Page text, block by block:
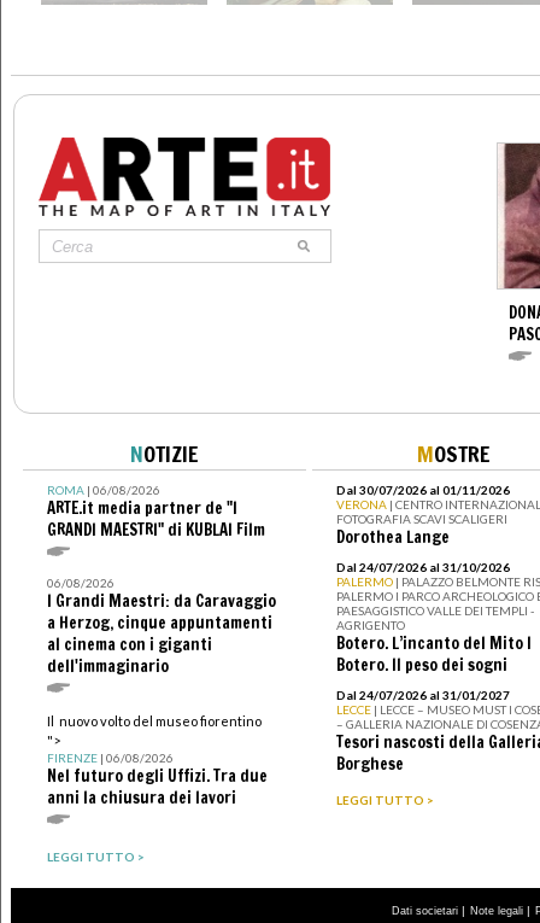
NOTIZIE
ROMA| 06/08/2026
ARTE.it media partner de "I
GRANDI MAESTRI" di KUBLAI Film
06/08/2026
I Grandi Maestri: da Caravaggio
a Herzog, cinque appuntamenti
al cinema con i giganti
dell'immaginario
Il nuovo volto del museo fiorentino
">
FIRENZE| 06/08/2026
Nel futuro degli Uffizi. Tra due
anni la chiusura dei lavori
LEGGI TUTTO >
MOSTRE
Dal 30/07/2026 al 01/11/2026
VERONA | CENTRO
FOTOGRAFIA SCAVI SCALIGERI
Dorothea Lange
Dal 24/07/2026 al 31/10/2026
PALERMO | PALAZZO BELMONTE
PALERMO I PARCO ARCHEOLOGICO
PAESAGGISTICO VALLE DEI TEMPLI -
AGRIGENTO
Botero. L’incanto del Mito I
Botero. Il peso dei sogni
Dal 24/07/2026 al 31/01/2027
LECCE | LECCE – MUSEO MUST I
– GALLERIA NAZIONALE DI
Tesori nascosti della
Borghese
LEGGI TUTTO >
Dati societari | Note legali |